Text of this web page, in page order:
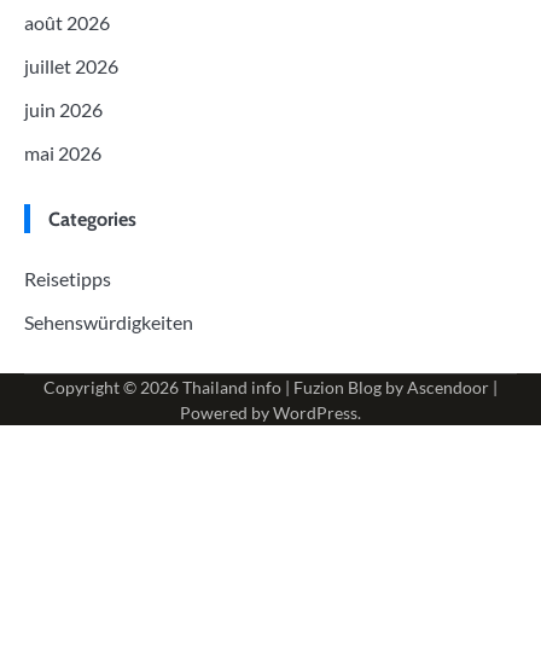
août 2026
juillet 2026
juin 2026
mai 2026
Categories
Reisetipps
Sehenswürdigkeiten
Copyright © 2026Thailand info | Fuzion Blog byAscendoor |
Powered byWordPress.